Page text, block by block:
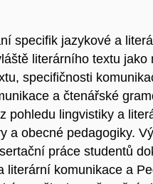
specifik jazykové a
literárního textu jako
specifičnosti
a čtenářské
pohledu lingvistiky a
a obecné pedagogiky.
práce studentů
literární komunikace a